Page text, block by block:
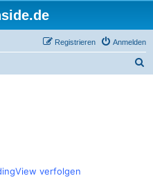
Anmelden
Registrieren
verfolgen